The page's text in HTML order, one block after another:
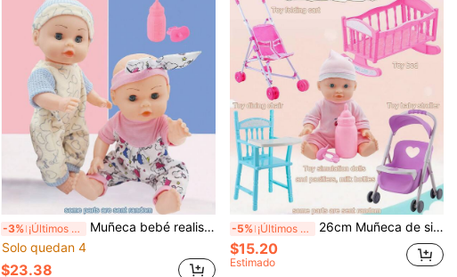
-3% ¡Últimos 2 días
Muñeca bebé realista de 29cm, muñeca interactiva que puede abrir/cerrar los ojos, beber agua, orinar, hacer sonidos de llorar y reír "papá" y "mamá", adecuada para niños y niñas como regalo de cumpleaños o Navidad (incluye chupete y biberón)
Solo quedan 4
$23.38
-5% ¡Últimos 2 días 26cm Muñeca de simulación, muñeca en miniatura que puede simular beber agua y orinar, juego de cochecito de muñeca, juguete para niñas, juguete para niños
$15.20
Estimado